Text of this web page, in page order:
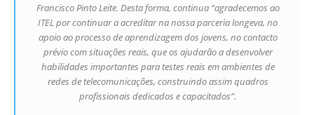
Francisco Pinto Leite. Desta forma, continua “agradecemos ao
ITEL por continuar a acreditar na nossa parceria longeva, no
apoio ao processo de aprendizagem dos jovens, no contacto
prévio com situações reais, que os ajudarão a desenvolver
habilidades importantes para testes reais em ambientes de
redes de telecomunicações, construindo assim quadros
profissionais dedicados e capacitados”.